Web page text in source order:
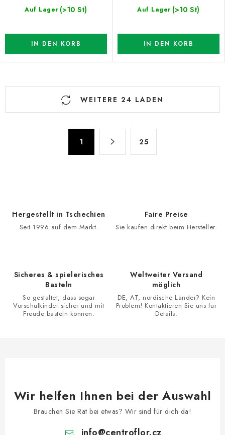
Auf Lager (>10 St)
IN DEN KORB
Auf Lager (>10 St)
IN DEN KORB
S
m
WEITERE 24 LADEN
1 25
Hergestellt in Tschechien
Seit 1996 auf dem Markt.
Faire Preise
Sie kaufen direkt beim Hersteller.
Sicheres & spielerisches
Basteln
So gestaltet, dass sogar
Vorschulkinder sicher und mit
Freude basteln können.
Weltweiter Versand
möglich
DE, AT, nordische Länder? Kein
Problem! Kontaktieren Sie uns für
Details.
Wir helfen Ihnen bei der Auswahl
Brauchen Sie Rat bei etwas? Wir sind für dich da!
info@centroflor.cz